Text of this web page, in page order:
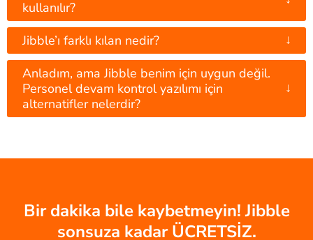
kullanılır?
Jibble’ı farklı kılan nedir? ↓
Anladım, ama Jibble benim için uygun değil.
Personel devam kontrol yazılımı için
alternatifler nelerdir?
↓
Bir dakika bile kaybetmeyin! Jibble
sonsuza kadar ÜCRETSİZ.